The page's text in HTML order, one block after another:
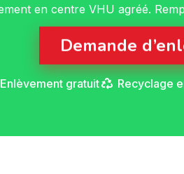
en centre VHU agréé.
Demande
Enlèvement gratuit Recyclage